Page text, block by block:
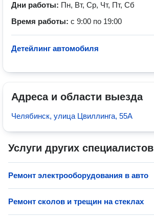
Дни работы: Пн, Вт, Ср, Чт, Пт, Сб
Время работы: с 9:00 по 19:00
Детейлинг автомобиля
Адреса и области выезда
Челябинск, улица Цвиллинга, 55А
Услуги других специалистов
Ремонт электрооборудования в авто
Ремонт сколов и трещин на стеклах